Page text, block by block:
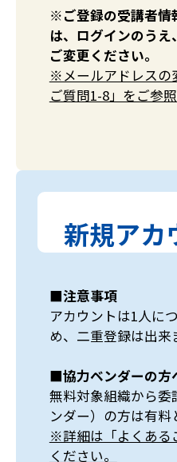
※ご登録の受講者情
は、ログインのう
ご変更ください。
※メールアドレスの
ご質問1-8」をご参照
新規アカ
■注意事項
アカウントは1人に
め、二重登録は出来
■協力ベンダーの方
無料対象組織から
ンダー）の方は有料
※詳細は「よくある
ください。